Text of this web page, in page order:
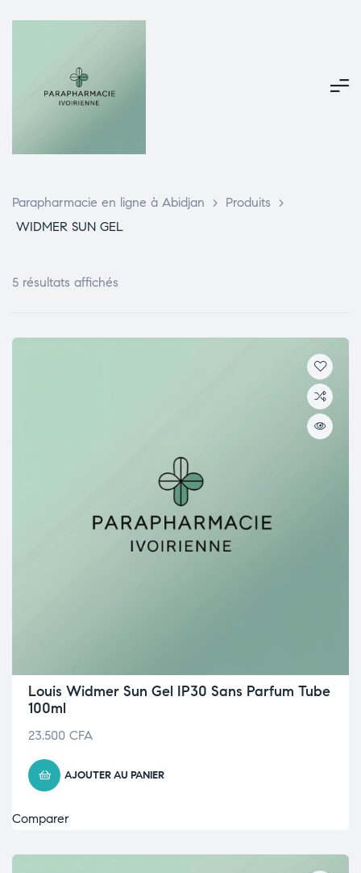
Parapharmacie en ligne à Abidjan > Produits
>
WIDMER SUN GEL
5 résultats affichés
Louis Widmer Sun Gel IP30 Sans Parfum Tube
100ml
23.500 CFA
AJOUTER AU PANIER
Comparer